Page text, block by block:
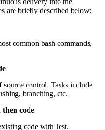
delivery into the
are briefly described below:
common bash commands,
control. Tasks include
branching, etc.
then code
code with Jest.